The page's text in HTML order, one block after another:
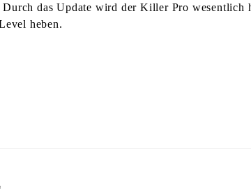
das Update wird der Killer Pro wesentlich
heben.